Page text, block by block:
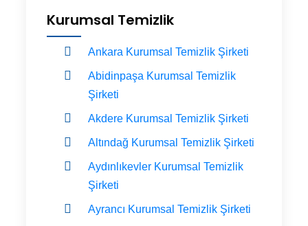
Kurumsal Temizlik
Ankara Kurumsal Temizlik Şirketi
Abidinpaşa Kurumsal Temizlik
Şirketi
Akdere Kurumsal Temizlik Şirketi
Altındağ Kurumsal Temizlik Şirketi
Aydınlıkevler Kurumsal Temizlik
Şirketi
Ayrancı Kurumsal Temizlik Şirketi